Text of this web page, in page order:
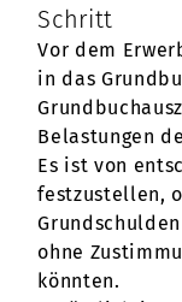
Schritt
Vor dem
in das
Belastungen
Es ist von
festzustellen,
ohne
könnten.